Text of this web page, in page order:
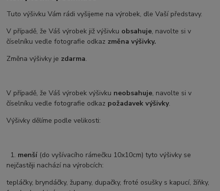
Tuto výšivku Vám rádi vyšijeme na výrobek, dle Vaší představy.
V případě, že Váš výrobek již výšivku obsahuje, navolte si v
číselníku vedle fotografie odkaz změna výšivky.
Změna výšivky je zdarma.
V případě, že Váš výrobek výšivku neobsahuje, navolte si v
číselníku vedle fotografie odkaz požadavek výšivky.
Výšivky dělíme podle velikosti:
1. menší (do vyšívacího rámečku 10x10cm) tyto výšivky se
nejčastěji nachází na výrobcích:
tepláčky, bryndáčky, župany, dupačky, froté osušky s kapucí, žíňky,